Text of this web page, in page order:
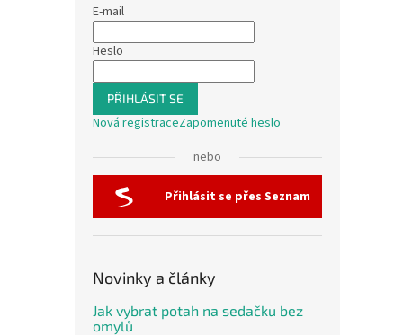
E-mail
Heslo
PŘIHLÁSIT SE
Nová registraceZapomenuté heslo
nebo
Přihlásit se přes Seznam
Novinky a články
Jak vybrat potah na sedačku bez
omylů